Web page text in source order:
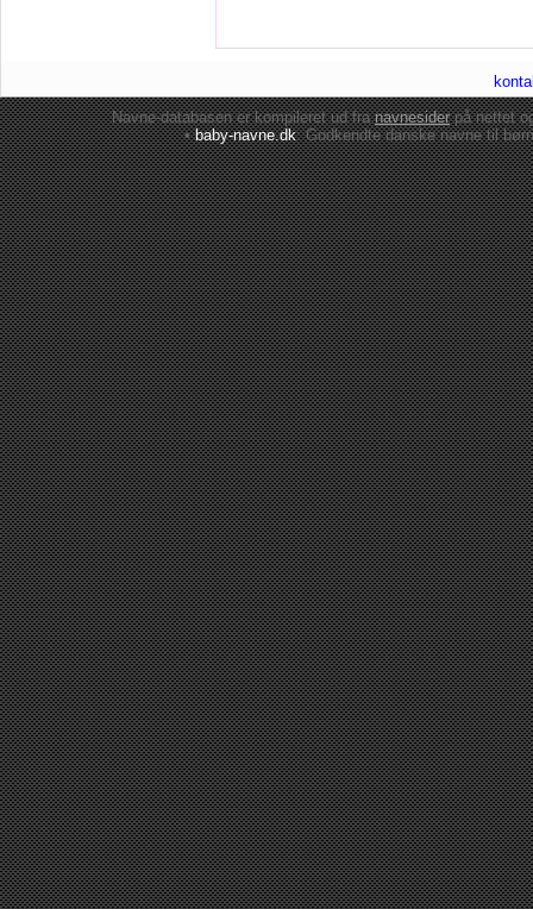
Navne-databasen er kompileret ud franavnesiderpå nettet
•baby-navne.dk: Godkendte danskenavne til børn